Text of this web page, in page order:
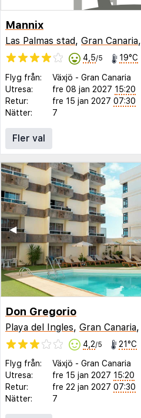
Mannix
Las Palmas stad, Gran Canaria,
4,5/5 19°C
Flyg från: Växjö - Gran Canaria
Utresa:
fre 08 jan 2027 15:20
Retur:
fre 15 jan 2027 07:30
Nätter:
7
Fler val
◀︎
Don Gregorio
Playa del Ingles, Gran Canaria,
4,2/5 21°C
Flyg från: Växjö - Gran Canaria
Utresa:
fre 15 jan 2027 15:20
Retur:
fre 22 jan 2027 07:30
Nätter:
7